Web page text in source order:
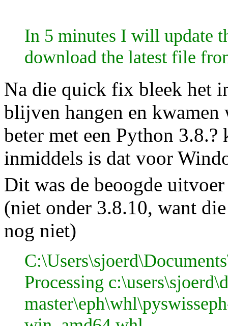
In 5 minutes I will update
download the latest file
Na die quick fix bleek het
blijven hangen en kwamen
beter met een Python
inmiddels is dat voor
Dit was de beoogde
(niet onder 3.8.10, want
nog niet)
Processing